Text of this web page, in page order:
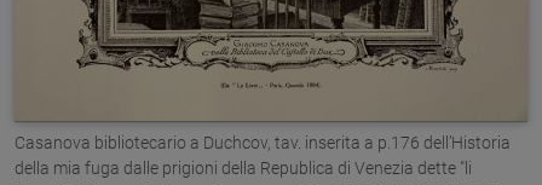
Casanova bibliotecario a Duchcov, tav. inserita a p.176 dell’Historia
della mia fuga dalle prigioni della Republica di Venezia dette "li